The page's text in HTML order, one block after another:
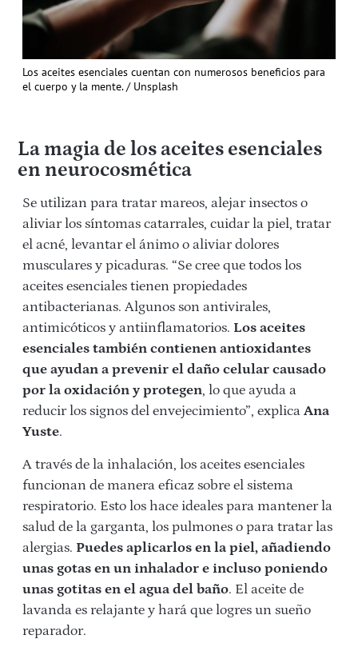
Los aceites esenciales cuentan con numerosos beneficios para
el cuerpo y la mente. / Unsplash
La magia de los aceites esenciales
en neurocosmética
Se utilizan para tratar mareos, alejar insectos o
aliviar los síntomas catarrales, cuidar la piel, tratar
el acné, levantar el ánimo o aliviar dolores
musculares y picaduras. “Se cree que todos los
aceites esenciales tienen propiedades
antibacterianas. Algunos son antivirales,
antimicóticos y antiinflamatorios. Los aceites
esenciales también contienen antioxidantes
que ayudan a prevenir el daño celular causado
por la oxidación y protegen, lo que ayuda a
reducir los signos del envejecimiento”, explica Ana
Yuste.
A través de la inhalación, los aceites esenciales
funcionan de manera eficaz sobre el sistema
respiratorio. Esto los hace ideales para mantener la
salud de la garganta, los pulmones o para tratar las
alergias. Puedes aplicarlos en la piel, añadiendo
unas gotas en un inhalador e incluso poniendo
unas gotitas en el agua del baño. El aceite de
lavanda es relajante y hará que logres un sueño
reparador.